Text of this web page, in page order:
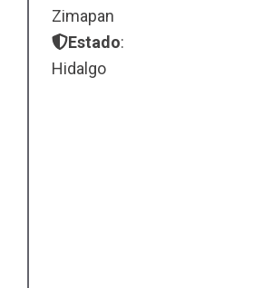
Zimapan
Estado:
Hidalgo